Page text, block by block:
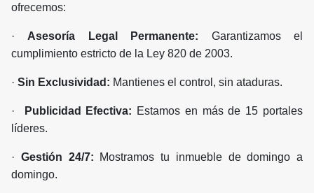
ofrecemos:
· Asesoría Legal Permanente: Garantizamos el
cumplimiento estricto de la Ley 820 de 2003.
· Sin Exclusividad: Mantienes el control, sin ataduras.
· Publicidad Efectiva: Estamos en más de 15 portales
líderes.
· Gestión 24/7: Mostramos tu inmueble de domingo a
domingo.